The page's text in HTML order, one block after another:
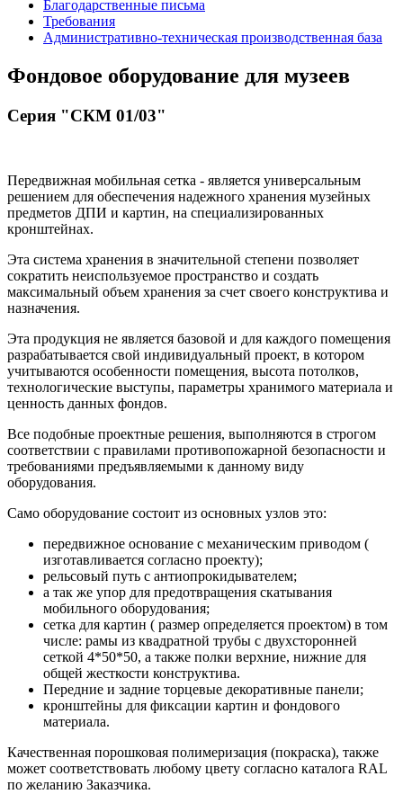
Благодарственные письма
Требования
Административно-техническая производственная база
Фондовое оборудование для музеев
Серия "СКМ 01/03"
Передвижная мобильная сетка - является универсальным
решением для обеспечения надежного хранения музейных
предметов ДПИ и картин, на специализированных
кронштейнах.
Эта система хранения в значительной степени позволяет
сократить неиспользуемое пространство и создать
максимальный объем хранения за счет своего конструктива и
назначения.
Эта продукция не является базовой и для каждого помещения
разрабатывается свой индивидуальный проект, в котором
учитываются особенности помещения, высота потолков,
технологические выступы, параметры хранимого материала и
ценность данных фондов.
Все подобные проектные решения, выполняются в строгом
соответствии с правилами противопожарной безопасности и
требованиями предъявляемыми к данному виду
оборудования.
Само оборудование состоит из основных узлов это:
передвижное основание с механическим приводом (
изготавливается согласно проекту);
рельсовый путь с антиопрокидывателем;
а так же упор для предотвращения скатывания
мобильного оборудования;
сетка для картин ( размер определяется проектом) в том
числе: рамы из квадратной трубы с двухсторонней
сеткой 4*50*50, а также полки верхние, нижние для
общей жесткости конструктива.
Передние и задние торцевые декоративные панели;
кронштейны для фиксации картин и фондового
материала.
Качественная порошковая полимеризация (покраска), также
может соответствовать любому цвету согласно каталога RAL
по желанию Заказчика.